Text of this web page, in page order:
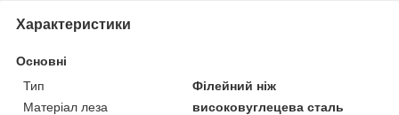
Характеристики
Основні
Тип
Філейний ніж
Матеріал леза
високовуглецева сталь